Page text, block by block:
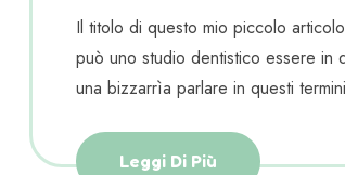
Il titolo di questo mio piccolo
può uno studio dentistico essere in
una bizzarrìa parlare in questi
Leggi Di Più